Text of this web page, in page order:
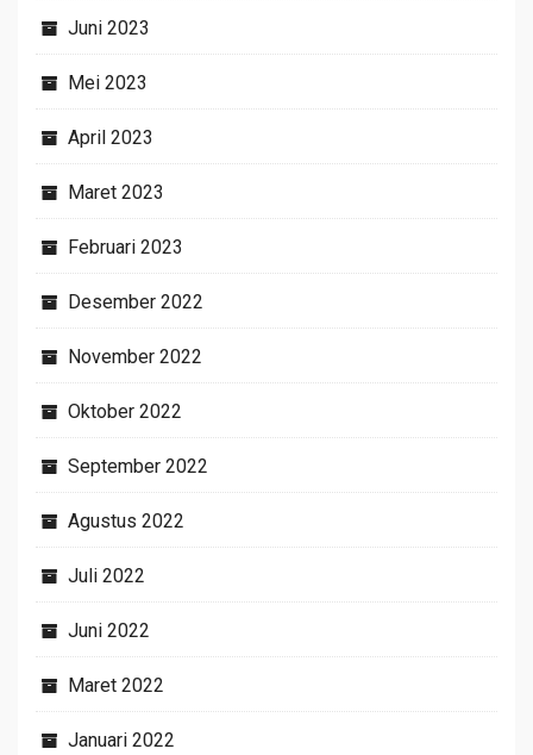
Juni 2023
Mei 2023
April 2023
Maret 2023
Februari 2023
Desember 2022
November 2022
Oktober 2022
September 2022
Agustus 2022
Juli 2022
Juni 2022
Maret 2022
Januari 2022